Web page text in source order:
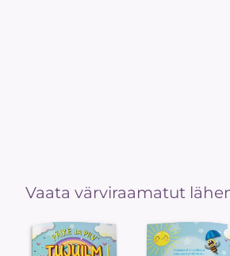
Vaata värviraamatut